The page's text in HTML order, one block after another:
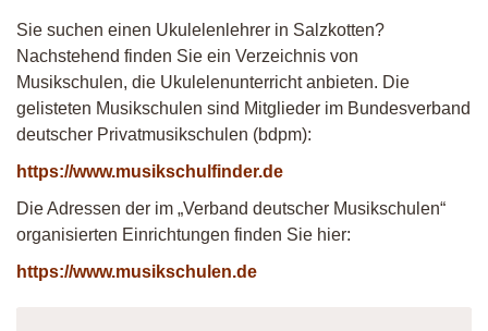
Sie suchen einen Ukulelenlehrer in Salzkotten?
Nachstehend finden Sie ein Verzeichnis von
Musikschulen, die Ukulelenunterricht anbieten. Die
gelisteten Musikschulen sind Mitglieder im Bundesverband
deutscher Privatmusikschulen (bdpm):
https://www.musikschulfinder.de
Die Adressen der im „Verband deutscher Musikschulen“
organisierten Einrichtungen finden Sie hier:
https://www.musikschulen.de